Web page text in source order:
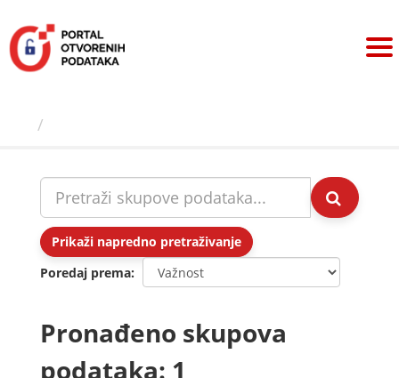
sadržaj
Prikaži napredno pretraživanje
Poredaj prema
Pronađeno skupova
podataka: 1